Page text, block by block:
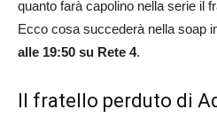
quanto farà capolino nella serie il
Ecco cosa succederà nella soap
alle 19:50 su Rete 4.
Il fratello perduto di